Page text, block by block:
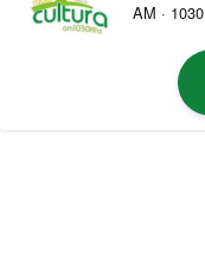
AM · 1030